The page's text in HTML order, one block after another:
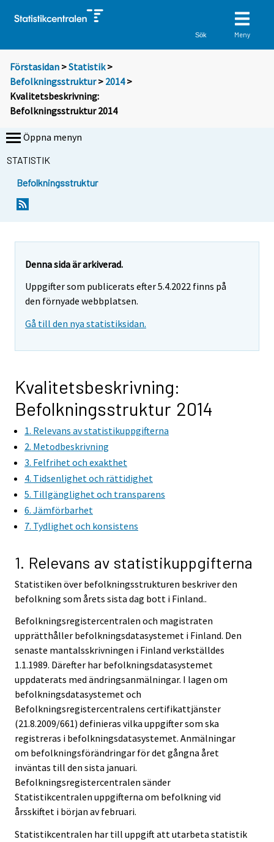
Sök Meny
Förstasidan >Statistik >
Befolkningsstruktur> 2014>
Kvalitetsbeskrivning:
Befolkningsstruktur 2014
Öppna menyn
STATISTIK
Befolkningsstruktur
Denna sida är arkiverad.
Uppgifter som publicerats efter 5.4.2022 finns på
den förnyade webbplatsen.
Gå till den nya statistiksidan.
Kvalitetsbeskrivning:
Befolkningsstruktur 2014
1. Relevans av statistikuppgifterna
2. Metodbeskrivning
3. Felfrihet och exakthet
4. Tidsenlighet och rättidighet
5. Tillgänglighet och transparens
6. Jämförbarhet
7. Tydlighet och konsistens
1. Relevans av statistikuppgifterna
Statistiken över befolkningsstrukturen beskriver den
befolkning som årets sista dag bott i Finland..
Befolkningsregistercentralen och magistraten
upprätthåller befolkningsdatasystemet i Finland. Den
senaste mantalsskrivningen i Finland verkställdes
1.1.1989. Därefter har befolkningsdatasystemet
uppdaterats med ändringsanmälningar. I lagen om
befolkningsdatasystemet och
Befolkningsregistercentralens certifikattjänster
(21.8.2009/661) definieras vilka uppgifter som ska
registreras i befolkningsdatasystemet. Anmälningar
om befolkningsförändringar för det gångna året
inväntas till den sista januari.
Befolkningsregistercentralen sänder
Statistikcentralen uppgifterna om befolkning vid
årsskiftet i början av februari.
Statistikcentralen har till uppgift att utarbeta statistik